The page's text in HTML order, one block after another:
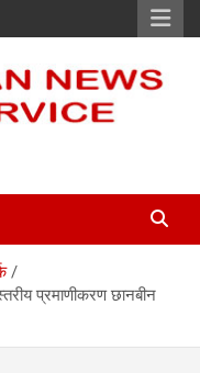
प्रमाणीकरण छानबीन